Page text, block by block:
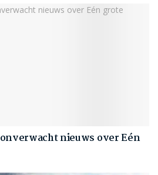
nieuws over Eén